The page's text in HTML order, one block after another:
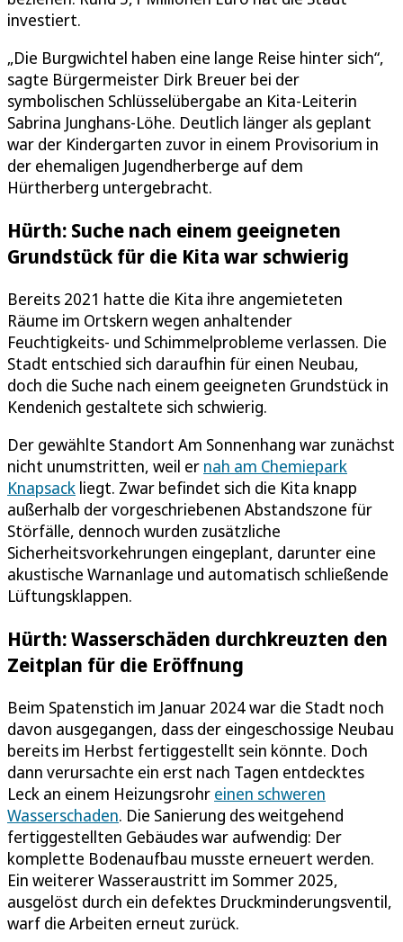
investiert.
„Die Burgwichtel haben eine lange Reise hinter sich“,
sagte Bürgermeister Dirk Breuer bei der
symbolischen Schlüsselübergabe an Kita-Leiterin
Sabrina Junghans-Löhe. Deutlich länger als geplant
war der Kindergarten zuvor in einem Provisorium in
der ehemaligen Jugendherberge auf dem
Hürtherberg untergebracht.
Hürth: Suche nach einem geeigneten
Grundstück für die Kita war schwierig
Bereits 2021 hatte die Kita ihre angemieteten
Räume im Ortskern wegen anhaltender
Feuchtigkeits- und Schimmelprobleme verlassen. Die
Stadt entschied sich daraufhin für einen Neubau,
doch die Suche nach einem geeigneten Grundstück in
Kendenich gestaltete sich schwierig.
Der gewählte Standort Am Sonnenhang war zunächst
nicht unumstritten, weil er nah am Chemiepark
Knapsack liegt. Zwar befindet sich die Kita knapp
außerhalb der vorgeschriebenen Abstandszone für
Störfälle, dennoch wurden zusätzliche
Sicherheitsvorkehrungen eingeplant, darunter eine
akustische Warnanlage und automatisch schließende
Lüftungsklappen.
Hürth: Wasserschäden durchkreuzten den
Zeitplan für die Eröffnung
Beim Spatenstich im Januar 2024 war die Stadt noch
davon ausgegangen, dass der eingeschossige Neubau
bereits im Herbst fertiggestellt sein könnte. Doch
dann verursachte ein erst nach Tagen entdecktes
Leck an einem Heizungsrohr einen schweren
Wasserschaden. Die Sanierung des weitgehend
fertiggestellten Gebäudes war aufwendig: Der
komplette Bodenaufbau musste erneuert werden.
Ein weiterer Wasseraustritt im Sommer 2025,
ausgelöst durch ein defektes Druckminderungsventil,
warf die Arbeiten erneut zurück.